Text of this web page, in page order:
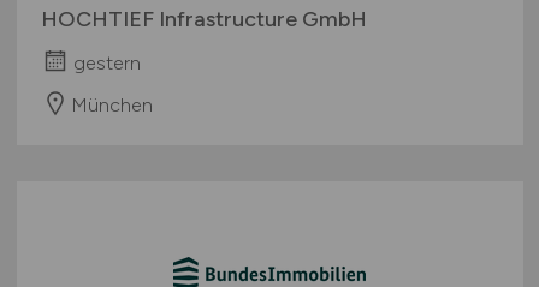
HOCHTIEF Infrastructure GmbH
gestern
München